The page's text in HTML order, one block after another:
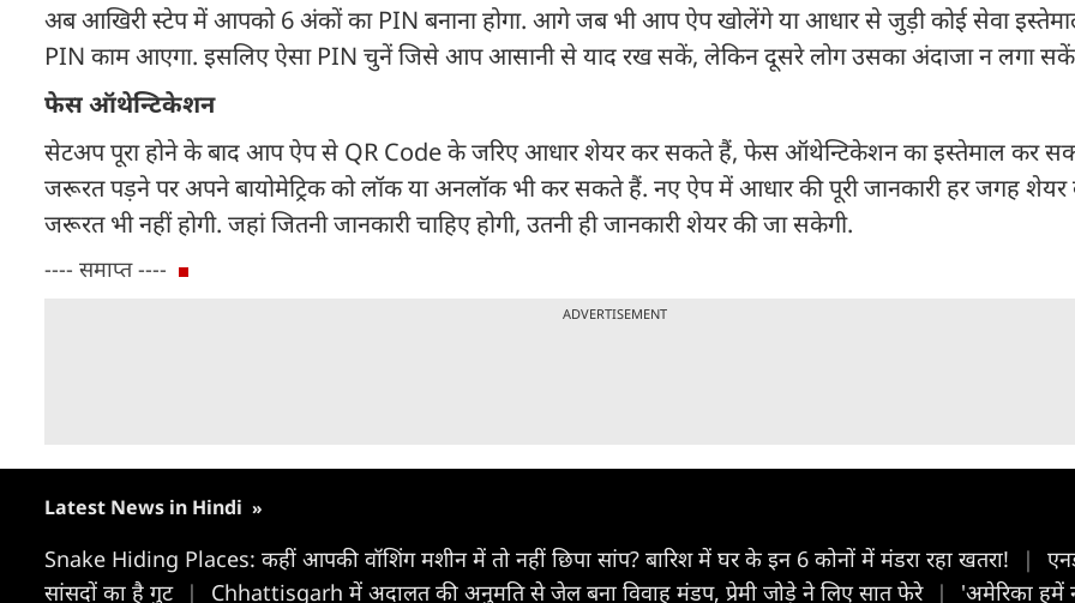
अब आखिरी स्टेप में आपको 6 अंकों का PIN बनाना होगा. आगे जब भी आप ऐप खोलेंगे या आधार से जुड़ी कोई सेवा
PIN काम आएगा. इसलिए ऐसा PIN चुनें जिसे आप आसानी से याद रख सकें, लेकिन दूसरे लोग उसका अंदाजा न लगा
फेस ऑथेन्टिकेशन
सेटअप पूरा होने के बाद आप ऐप से QR Code के जरिए आधार शेयर कर सकते हैं, फेस ऑथेन्टिकेशन का इस्तेमाल कर
जरूरत पड़ने पर अपने बायोमेट्रिक को लॉक या अनलॉक भी कर सकते हैं. नए ऐप में आधार की पूरी जानकारी हर जगह
जरूरत भी नहीं होगी. जहां जितनी जानकारी चाहिए होगी, उतनी ही जानकारी शेयर की जा सकेगी.
---- समाप्त ----
ADVERTISEMENT
Latest News in Hindi »
Snake Hiding Places: कहीं आपकी वॉशिंग मशीन में तो नहीं छिपा सांप? बारिश में घर के इन 6 कोनों में मंडरा रहा खतरा! |
सांसदों का है गुट | Chhattisgarh में अदालत की अनुमति से जेल बना विवाह मंडप, प्रेमी जोड़े ने लिए सात फेरे |
'अमेरिका हमें